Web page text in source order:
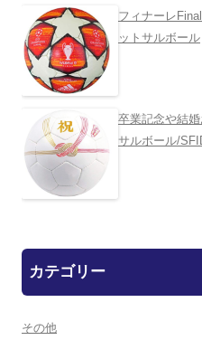
フィナーレ
ットサルボール
卒業記念や結
サルボール/
カテゴリー
その他